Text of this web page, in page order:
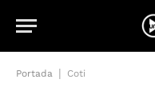
Portada Coti